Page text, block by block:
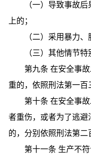
（一）导致事故
上的；
（二）采用暴力
（三）其他情节特
第九条 在安全事
重的，依照刑法第一百
第十条 在安全事
者重伤，或者为了逃
的，分别依照刑法第
第十一条 生产不